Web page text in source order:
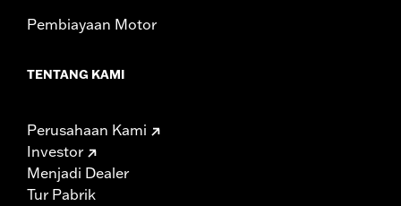
Pembiayaan Motor
TENTANG KAMI
Perusahaan Kami
Investor
Menjadi Dealer
Tur Pabrik